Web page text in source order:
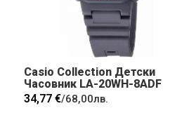
Casio Collection Детски
Часовник LA-20WH-8ADF
34,77 €/68,00лв.